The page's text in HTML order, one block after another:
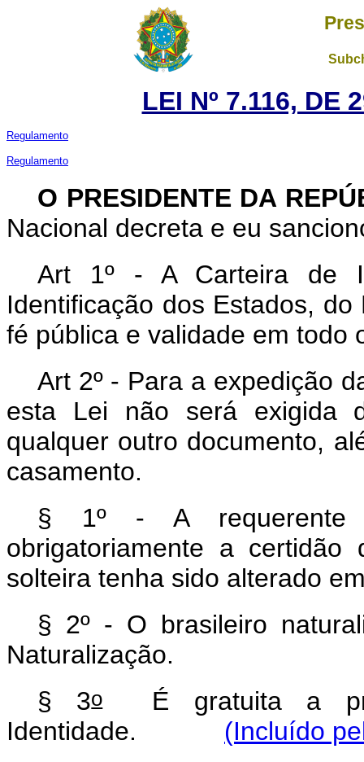
LEI Nº 7.116, DE
Regulamento
Regulamento
O PRESIDENTE DA
Nacional decreta e eu
Art 1º - A Carteira de
Identificação dos Estados,
fé pública e validade em todo
Art 2º - Para a expedição
esta Lei não será exigida
qualquer outro documento,
casamento.
§ 1º - A requerente
obrigatoriamente a
solteira tenha sido alterado
§ 2º - O brasileiro
Naturalização.
§ 3oÉ gratuita a
Identidade. (Incluído